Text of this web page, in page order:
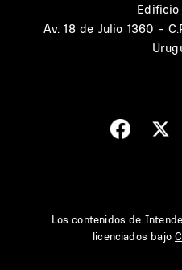
Edificio
Av. 18 de Julio 1360 -
Los contenidos de
licenciados bajo